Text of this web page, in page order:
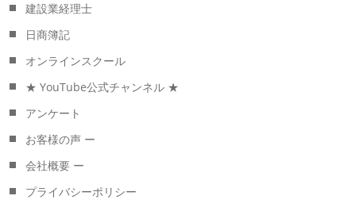
建設業経理士
日商簿記
オンラインスクール
★ YouTube公式チャンネル ★
アンケート
お客様の声 ー
会社概要 ー
プライバシーポリシー